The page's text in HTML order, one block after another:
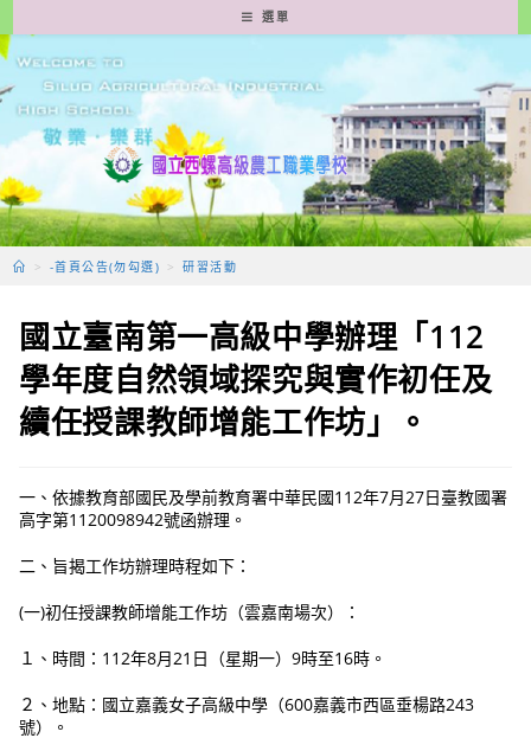
轉
至
要
容
選單
> -首頁公告(勿勾選) > 研習活動
國立臺南第一高級中學辦理「112
學年度自然領域探究與實作初任及
續任授課教師增能工作坊」。
一、依據教育部國民及學前教育署中華民國112年7月27日臺教國署
高字第1120098942號函辦理。
二、旨揭工作坊辦理時程如下：
(一)初任授課教師增能工作坊（雲嘉南場次）：
１、時間：112年8月21日（星期一）9時至16時。
２、地點：國立嘉義女子高級中學（600嘉義市西區垂楊路243
號）。